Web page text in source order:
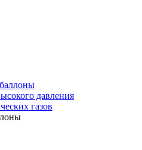
давления
газов